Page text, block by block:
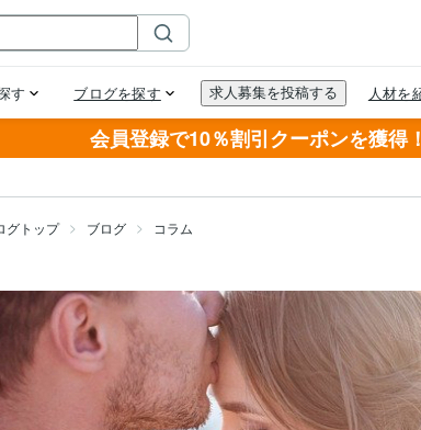
会員登録で10％割引クーポンを獲得！
グトップ ブログ コラム